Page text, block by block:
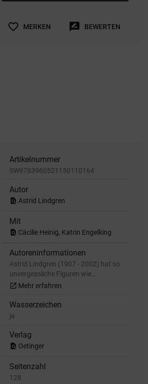
favorite_border MERKEN rate_review BEWERTEN
Artikelnummer
SW9783960521150110164
Autor
find_in_page Astrid Lindgren
Mit
find_in_page Cäcilie Heinig, Katrin Engelking
Autoreninformationen
Astrid Lindgren (1907 - 2002) hat so
unvergessliche Figuren wie…
open_in_new Mehr erfahren
Wasserzeichen
ja
Verlag
find_in_page Oetinger
Seitenzahl
128